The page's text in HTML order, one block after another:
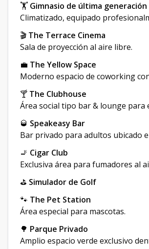
🏋️ Gimnasio de última generación
Climatizado, equipado
🎬 The Terrace Cinema
Sala de proyección al aire libre.
💼 The Yellow Space
Moderno espacio de coworking
🍸 The Clubhouse
Área social tipo bar & lounge para
🥃 Speakeasy Bar
Bar privado para adultos ubicado
🚬 Cigar Club
Exclusiva área para fumadores al
⛳ Simulador de Golf
🐾 The Pet Station
Área especial para mascotas.
🌳 Parque Privado
Amplio espacio verde exclusivo